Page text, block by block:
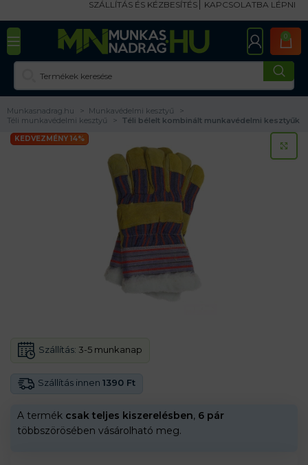
SZÁLLÍTÁS ÉS KÉZBESÍTÉS KAPCSOLATBA LÉPNI
0
Munkasnadrag.hu
Munkavédelmi kesztyű
Téli munkavédelmi kesztyű
Téli bélelt kombinált munkavédelmi kesztyűk
KEDVEZMÉNY 14%
Szállítás innen 1390 Ft
Szállítás: 3-5 munkanap
A termék csak teljes kiszerelésben, 6 pár
többszörösében vásárolható meg.